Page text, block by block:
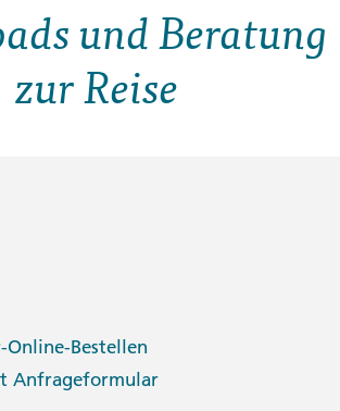
und Beratung
zur Reise
Bestellen
Anfrageformular